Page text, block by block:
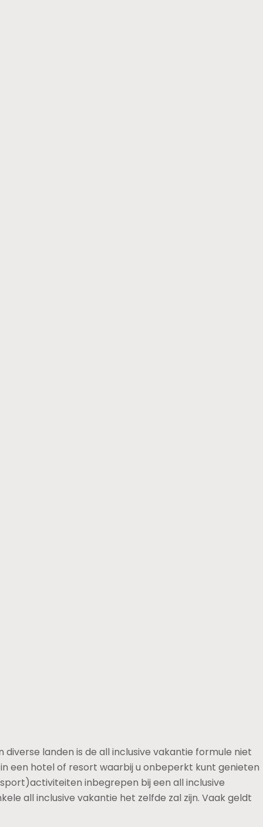
landen is de all inclusive vakantie formule niet
een hotel of resort waarbij u onbeperkt kunt genieten
inbegrepen bij een all inclusive
all inclusive vakantie het zelfde zal zijn. Vaak geldt